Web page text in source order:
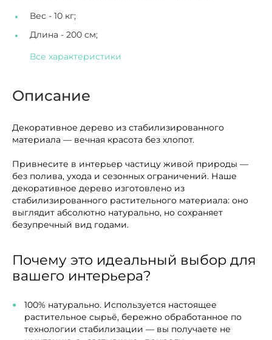
Вес - 10 кг;
Длина - 200 см;
Все характеристики
Описание
Декоративное дерево из стабилизированного
материала — вечная красота без хлопот.
Привнесите в интерьер частицу живой природы —
без полива, ухода и сезонных ограничений. Наше
декоративное дерево изготовлено из
стабилизированного растительного материала: оно
выглядит абсолютно натурально, но сохраняет
безупречный вид годами.
Почему это идеальный выбор для
вашего интерьера?
100% натурально. Используется настоящее
растительное сырьё, бережно обработанное по
технологии стабилизации — вы получаете не